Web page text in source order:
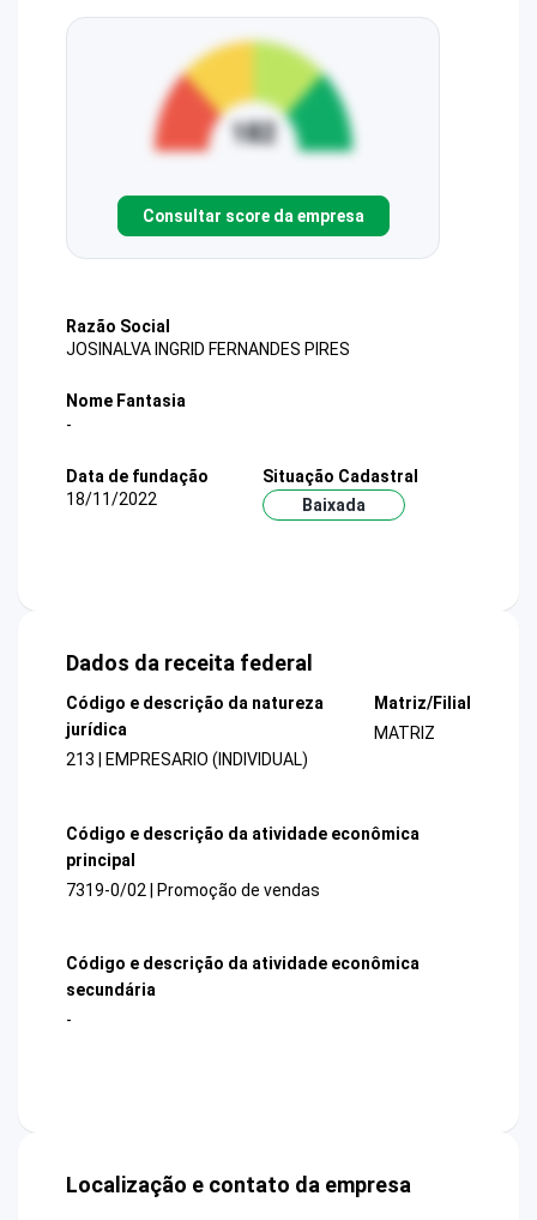
Consultar score da empresa
Razão Social
JOSINALVA INGRID FERNANDES PIRES
Nome Fantasia
-
Data de fundação
18/11/2022
Situação Cadastral
Baixada
Dados da receita federal
Código e descrição da natureza
jurídica
213 | EMPRESARIO (INDIVIDUAL)
Matriz/Filial
MATRIZ
Código e descrição da atividade econômica
principal
7319-0/02 | Promoção de vendas
Código e descrição da atividade econômica
secundária
-
Localização e contato da empresa